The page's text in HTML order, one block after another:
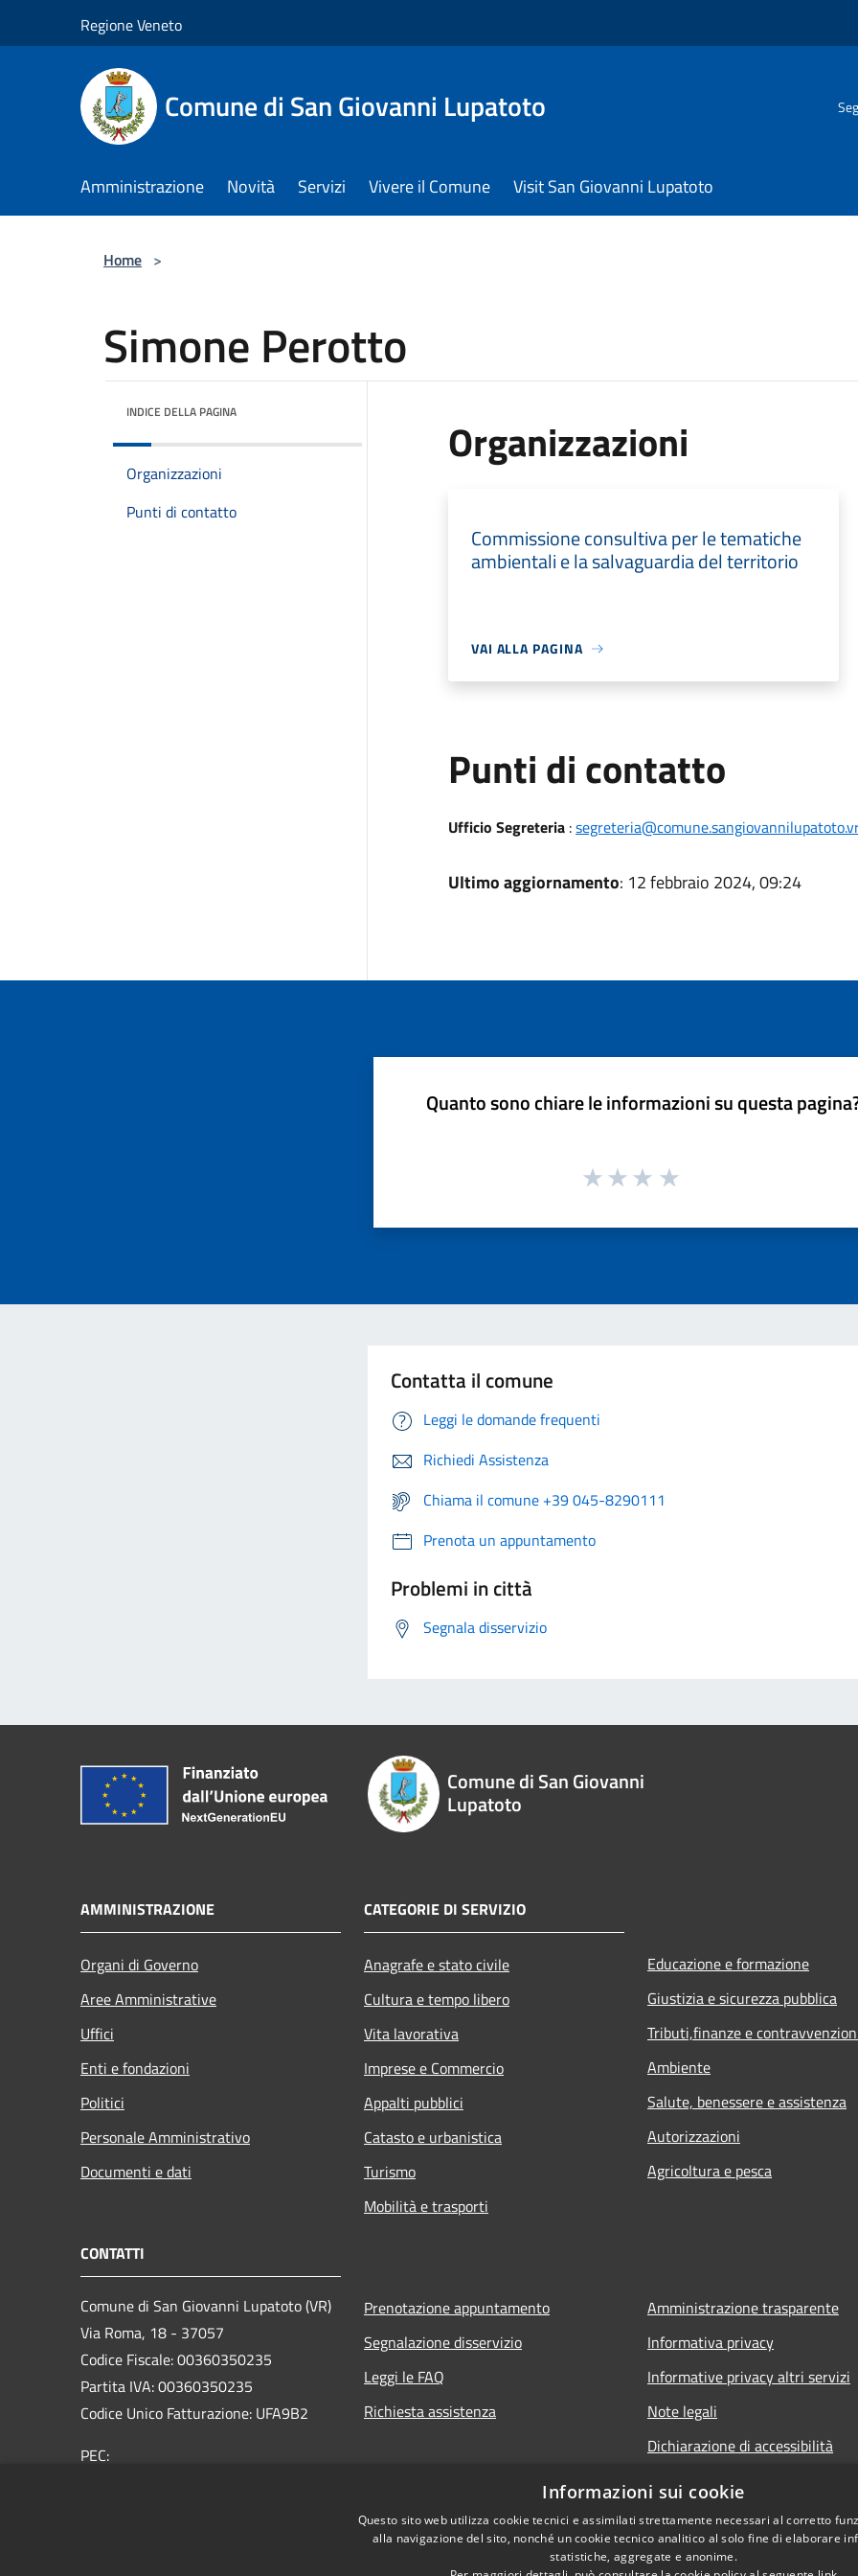
Regione Veneto
Comune di San Giovanni Lupatoto
Amministrazione Novità Servizi Vivere il Comune Visit San Giovanni Lupatoto
Home >
Simone Perotto
INDICE DELLA PAGINA
Organizzazioni
Punti di contatto
Organizzazioni
Commissione consultiva per le tematiche
ambientali e la salvaguardia del territorio
VAI ALLA PAGINA
Punti di contatto
Ufficio Segreteria:
Ultimo aggiornamento: 12 febbraio 2024, 09:24
Quanto sono chiare le informazioni su questa
Contatta il comune
Leggi le domande frequenti
Richiedi Assistenza
Chiama il comune +39 045-8290111
Prenota un appuntamento
Problemi in città
Segnala disservizio
Comune di San Giovanni
Lupatoto
AMMINISTRAZIONE
Organi di Governo
Aree Amministrative
Uffici
Enti e fondazioni
Politici
Personale Amministrativo
Documenti e dati
CATEGORIE DI SERVIZIO
Anagrafe e stato civile
Cultura e tempo libero
Vita lavorativa
Imprese e Commercio
Appalti pubblici
Catasto e urbanistica
Turismo
Mobilità e trasporti
Educazione e formazione
Giustizia e sicurezza pubblica
Tributi,finanze e
Ambiente
Salute, benessere e assistenza
Autorizzazioni
Agricoltura e pesca
CONTATTI
Comune di San Giovanni Lupatoto (VR)
Via Roma, 18 - 37057
Codice Fiscale: 00360350235
Partita IVA: 00360350235
Codice Unico Fatturazione: UFA9B2
PEC:
Prenotazione appuntamento
Segnalazione disservizio
Leggi le FAQ
Richiesta assistenza
Amministrazione trasparente
Informativa privacy
Informative privacy altri servizi
Note legali
Dichiarazione di accessibilità
Informazioni sui cookie
Questo sito web utilizza cookie tecnici e assimilati strettamente necessari al corretto
alla navigazione del sito, nonché un cookie tecnico analitico al solo fine di elaborare
statistiche, aggregate e anonime.